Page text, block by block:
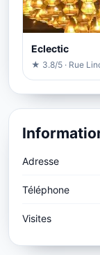
Eclectic
★ 3.8/5 · Rue
Adresse
Téléphone
Visites